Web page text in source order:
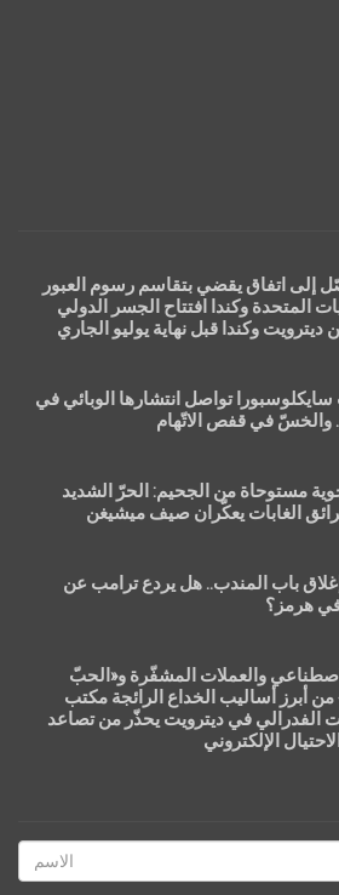
إلى اتفاق يقضي بتقاسم رسوم العبور
المتحدة وكندا افتتاح الجسر الدولي
ديترويت وكندا قبل نهاية يوليو الجاري
تواصل انتشارها الوبائي في
والخسّ في قفص الاتّهام
مستوحاة من الجحيم: الحرّ الشديد
الغابات يعكّران صيف ميشيغن
بإغلاق باب المندب.. هل يردع ترامب عن
في هرمز؟
والعملات المشفّرة و«الحبّ
من أبرز أساليب الخداع الرائجة مكتب
الفدرالي في ديترويت يحذّر من تصاعد
الإلكتروني